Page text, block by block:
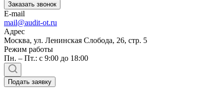
Заказать звонок
E-mail
mail@audit-ot.ru
Адрес
Москва, ул. Ленинская Слобода, 26, стр. 5
Режим работы
Пн. – Пт.: с 9:00 до 18:00
Подать заявку